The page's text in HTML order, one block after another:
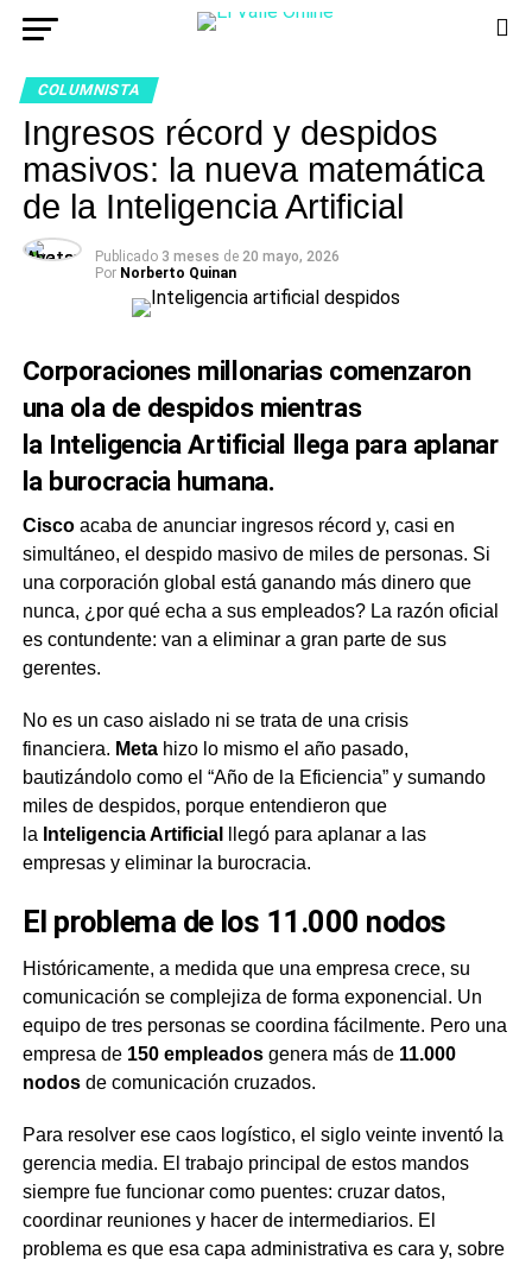
COLUMNISTA
Ingresos récord y despidos
masivos: la nueva matemática
de la Inteligencia Artificial
Publicado 3 meses de 20 mayo, 2026
Por Norberto Quinan
Corporaciones millonarias comenzaron
una ola de despidos mientras
la Inteligencia Artificial llega para aplanar
la burocracia humana.
Ciscoacaba de anunciar ingresos récord y, casi en
simultáneo, el despido masivo de miles de personas. Si
una corporación global está ganando más dinero que
nunca, ¿por qué echa a sus empleados? La razón oficial
es contundente: van a eliminar a gran parte de sus
gerentes.
No es un caso aislado ni se trata de una crisis
financiera. Metahizo lo mismo el año pasado,
bautizándolo como el “Año de la Eficiencia” y sumando
miles de despidos, porque entendieron que
la Inteligencia Artificial
llegó para aplanar a las
empresas y eliminar la burocracia.
El problema de los 11.000 nodos
Históricamente, a medida que una empresa crece, su
comunicación se complejiza de forma exponencial. Un
equipo de tres personas se coordina fácilmente. Pero una
empresa de 150 empleadosgenera más de 11.000
nodosde comunicación cruzados.
Para resolver ese caos logístico, el siglo veinte inventó la
gerencia media. El trabajo principal de estos mandos
siempre fue funcionar como puentes: cruzar datos,
coordinar reuniones y hacer de intermediarios. El
problema es que esa capa administrativa es cara y, sobre